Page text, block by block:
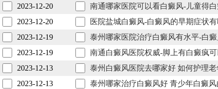
2023-12-20
南通哪家医院可以看白癜风-儿童得
2023-12-20
医院盐城白癜风-白癜风的早期症状
2023-12-19
泰州哪家医院治疗白癜风有水平-白
2023-12-19
南通白癜风医院权威-脚上有白癜疯
2023-12-13
泰州白癜风医院去哪家好 如何护理
2023-12-13
泰州哪家治疗白癜风好 青少年白癜